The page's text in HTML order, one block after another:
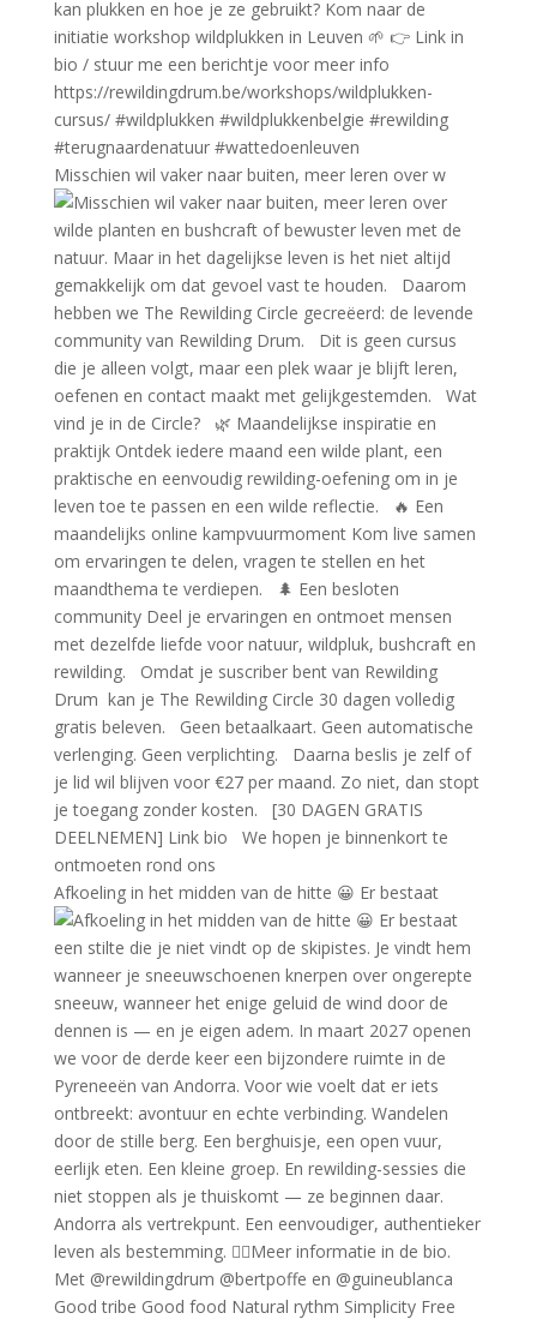
Misschien wil vaker naar buiten, meer leren over w
Afkoeling in het midden van de hitte 😀 Er bestaat
Good tribe Good food Natural rythm Simplicity Free